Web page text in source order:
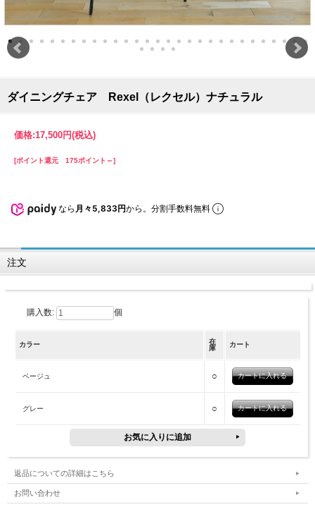
ダイニングチェア Rexel（レクセル）ナチュラル
価格:17,500円(税込)
[ポイント還元 175ポイント～]
なら 月々5,833円から。分割手数料無料
注文
購入数: 個
カラー
在
庫
カート
ベージュ ○
グレー ○
返品についての詳細はこちら
お問い合わせ